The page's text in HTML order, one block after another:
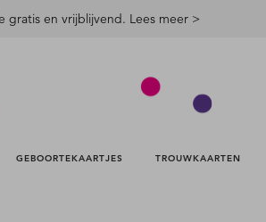
gratis en vrijblijvend. Lees meer >
GEBOORTEKAARTJES TROUWKAARTEN